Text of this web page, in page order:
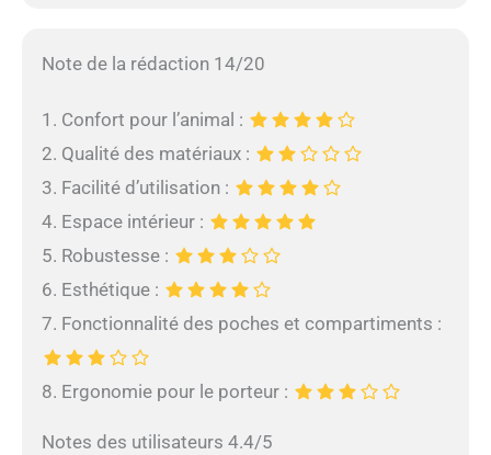
Note de la rédaction 14/20
1. Confort pour l’animal :
2. Qualité des matériaux :
3. Facilité d’utilisation :
4. Espace intérieur :
5. Robustesse :
6. Esthétique :
7. Fonctionnalité des poches et compartiments :
8. Ergonomie pour le porteur :
Notes des utilisateurs 4.4/5